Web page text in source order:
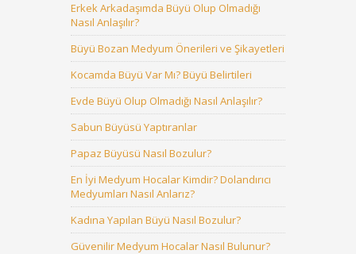
Erkek Arkadaşımda Büyü Olup Olmadığı
Nasıl Anlaşılır?
Büyü Bozan Medyum Önerileri ve Şikayetleri
Kocamda Büyü Var Mı? Büyü Belirtileri
Evde Büyü Olup Olmadığı Nasıl Anlaşılır?
Sabun Büyüsü Yaptıranlar
Papaz Büyüsü Nasıl Bozulur?
En İyi Medyum Hocalar Kimdir? Dolandırıcı
Medyumları Nasıl Anlarız?
Kadına Yapılan Büyü Nasıl Bozulur?
Güvenilir Medyum Hocalar Nasıl Bulunur?